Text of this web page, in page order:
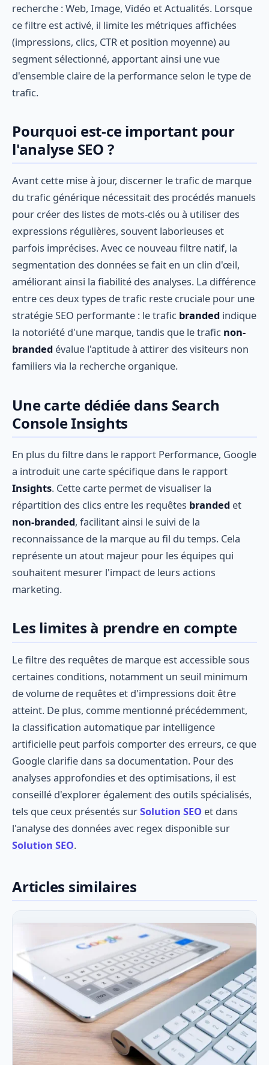
recherche : Web, Image, Vidéo et Actualités. Lorsque
ce filtre est activé, il limite les métriques affichées
(impressions, clics, CTR et position moyenne) au
segment sélectionné, apportant ainsi une vue
d'ensemble claire de la performance selon le type de
trafic.
Pourquoi est-ce important pour
l'analyse SEO ?
Avant cette mise à jour, discerner le trafic de marque
du trafic générique nécessitait des procédés manuels
pour créer des listes de mots-clés ou à utiliser des
expressions régulières, souvent laborieuses et
parfois imprécises. Avec ce nouveau filtre natif, la
segmentation des données se fait en un clin d'œil,
améliorant ainsi la fiabilité des analyses. La différence
entre ces deux types de trafic reste cruciale pour une
stratégie SEO performante : le trafic branded indique
la notoriété d'une marque, tandis que le trafic non-
branded évalue l'aptitude à attirer des visiteurs non
familiers via la recherche organique.
Une carte dédiée dans Search
Console Insights
En plus du filtre dans le rapport Performance, Google
a introduit une carte spécifique dans le rapport
Insights. Cette carte permet de visualiser la
répartition des clics entre les requêtes branded et
non-branded, facilitant ainsi le suivi de la
reconnaissance de la marque au fil du temps. Cela
représente un atout majeur pour les équipes qui
souhaitent mesurer l'impact de leurs actions
marketing.
Les limites à prendre en compte
Le filtre des requêtes de marque est accessible sous
certaines conditions, notamment un seuil minimum
de volume de requêtes et d'impressions doit être
atteint. De plus, comme mentionné précédemment,
la classification automatique par intelligence
artificielle peut parfois comporter des erreurs, ce que
Google clarifie dans sa documentation. Pour des
analyses approfondies et des optimisations, il est
conseillé d'explorer également des outils spécialisés,
tels que ceux présentés surSolution SEO et dans
l'analyse des données avec regex disponible sur
Solution SEO.
Articles similaires